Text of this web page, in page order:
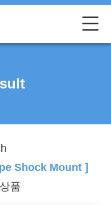
Shock Mount ]
품